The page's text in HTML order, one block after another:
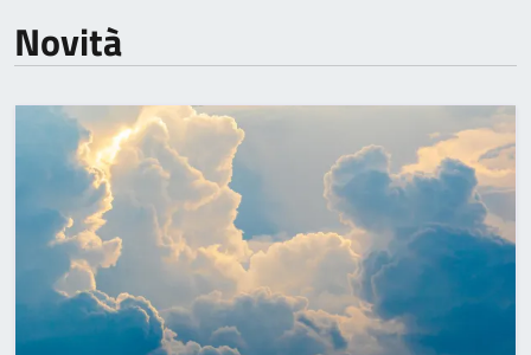
Novità